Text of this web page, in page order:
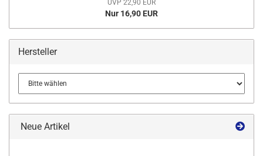
UVP 22,90 EUR
Nur 16,90 EUR
Hersteller
Neue Artikel